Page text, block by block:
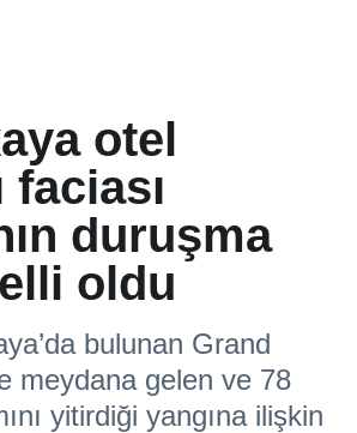
otel
faciası
duruşma
oldu
bulunan Grand
meydana gelen ve 78
yitirdiği yangına ilişkin